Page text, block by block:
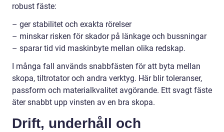
robust fäste:
– ger stabilitet och exakta rörelser
– minskar risken för skador på länkage och bussningar
– sparar tid vid maskinbyte mellan olika redskap.
I många fall används snabbfästen för att byta mellan
skopa, tiltrotator och andra verktyg. Här blir toleranser,
passform och materialkvalitet avgörande. Ett svagt fäste
äter snabbt upp vinsten av en bra skopa.
Drift, underhåll och